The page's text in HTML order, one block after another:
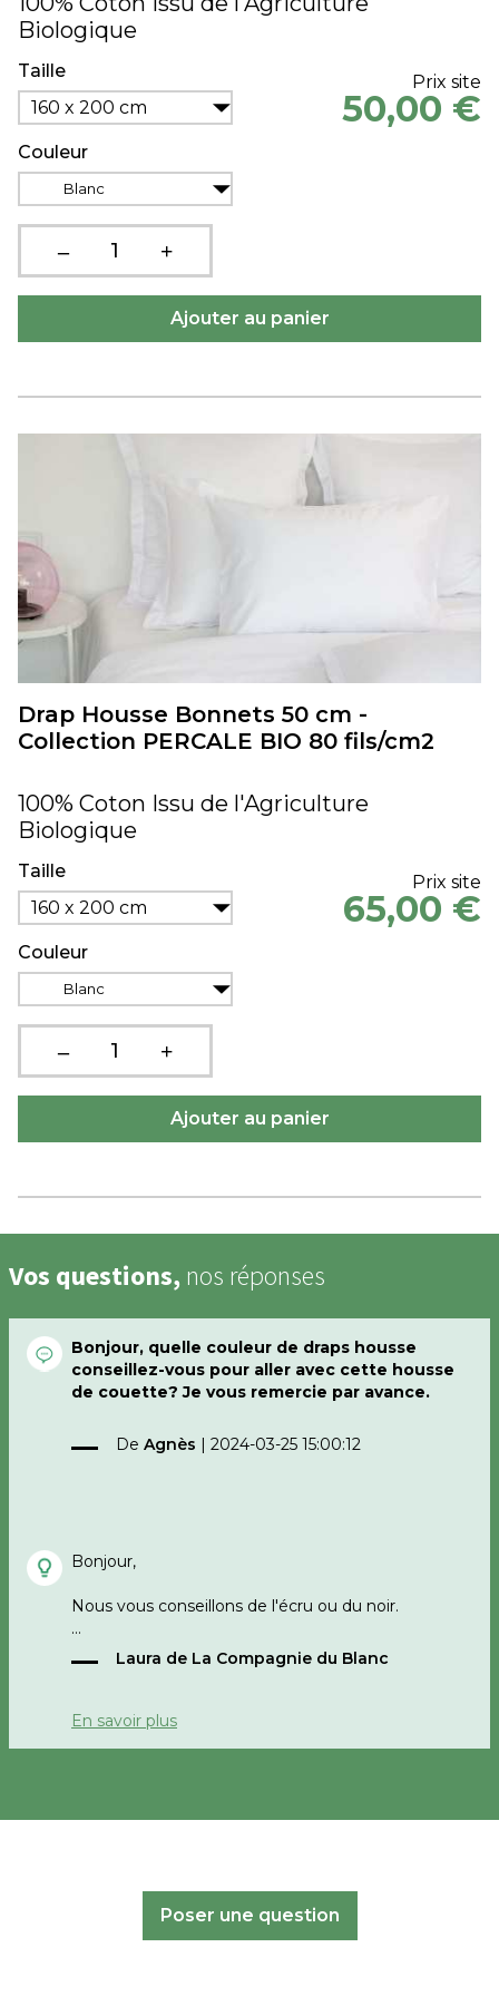
Biologique
Taille
160 x 200 cm
Couleur
Blanc
Prix site
50,00 €
Drap Housse Bonnets 50 cm -
Collection PERCALE BIO 80 fils/cm2
100% Coton Issu de l'Agriculture
Biologique
Taille
160 x 200 cm
Couleur
Blanc
Prix site
65,00 €
Vos questions, nos réponses
Bonjour, quelle couleur de draps housse
conseillez-vous pour aller avec cette housse
de couette? Je vous remercie par avance.
De Agnès | 2024-03-25 15:00:12
Bonjour,
Nous vous conseillons de l'écru ou du noir.
Bonne journée,
La Compagnie du Blanc
Laura de La Compagnie du Blanc
En savoir plus
Poser une question